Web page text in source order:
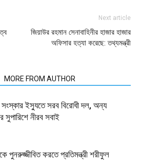
Next article
জিয়াউর রহমান সেনাবাহিনীর হাজার হাজার
অফিসার হত্যা করেছে: তথ্যমন্ত্রী
MORE FROM AUTHOR
সংস্কার ইস্যুতে সরব বিরোধী দল, অন্য
সুপারিশে নীরব সবাই
পুনরুজ্জীবিত করতে প্রতিমন্ত্রী শরীফুল